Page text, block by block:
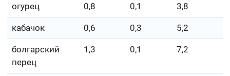
огурец 0,8 0,1 3,8
кабачок 0,6 0,3 5,2
болгарский
перец
1,3 0,1 7,2